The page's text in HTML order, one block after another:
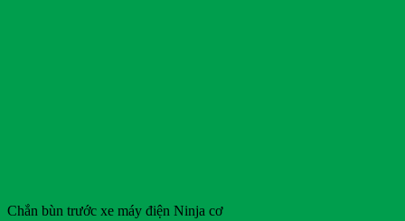
Chắn bùn trước xe máy điện Ninja cơ